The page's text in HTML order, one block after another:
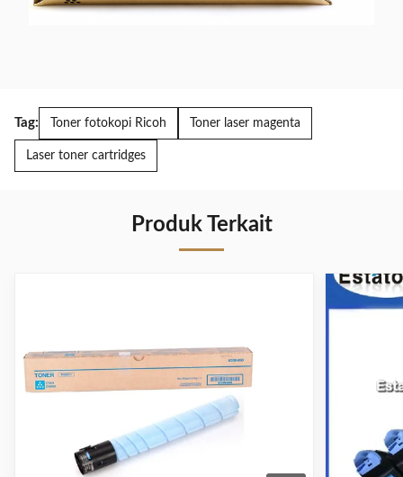
Tag: Toner fotokopi Ricoh Toner laser magenta
Laser toner cartridges
Produk Terkait